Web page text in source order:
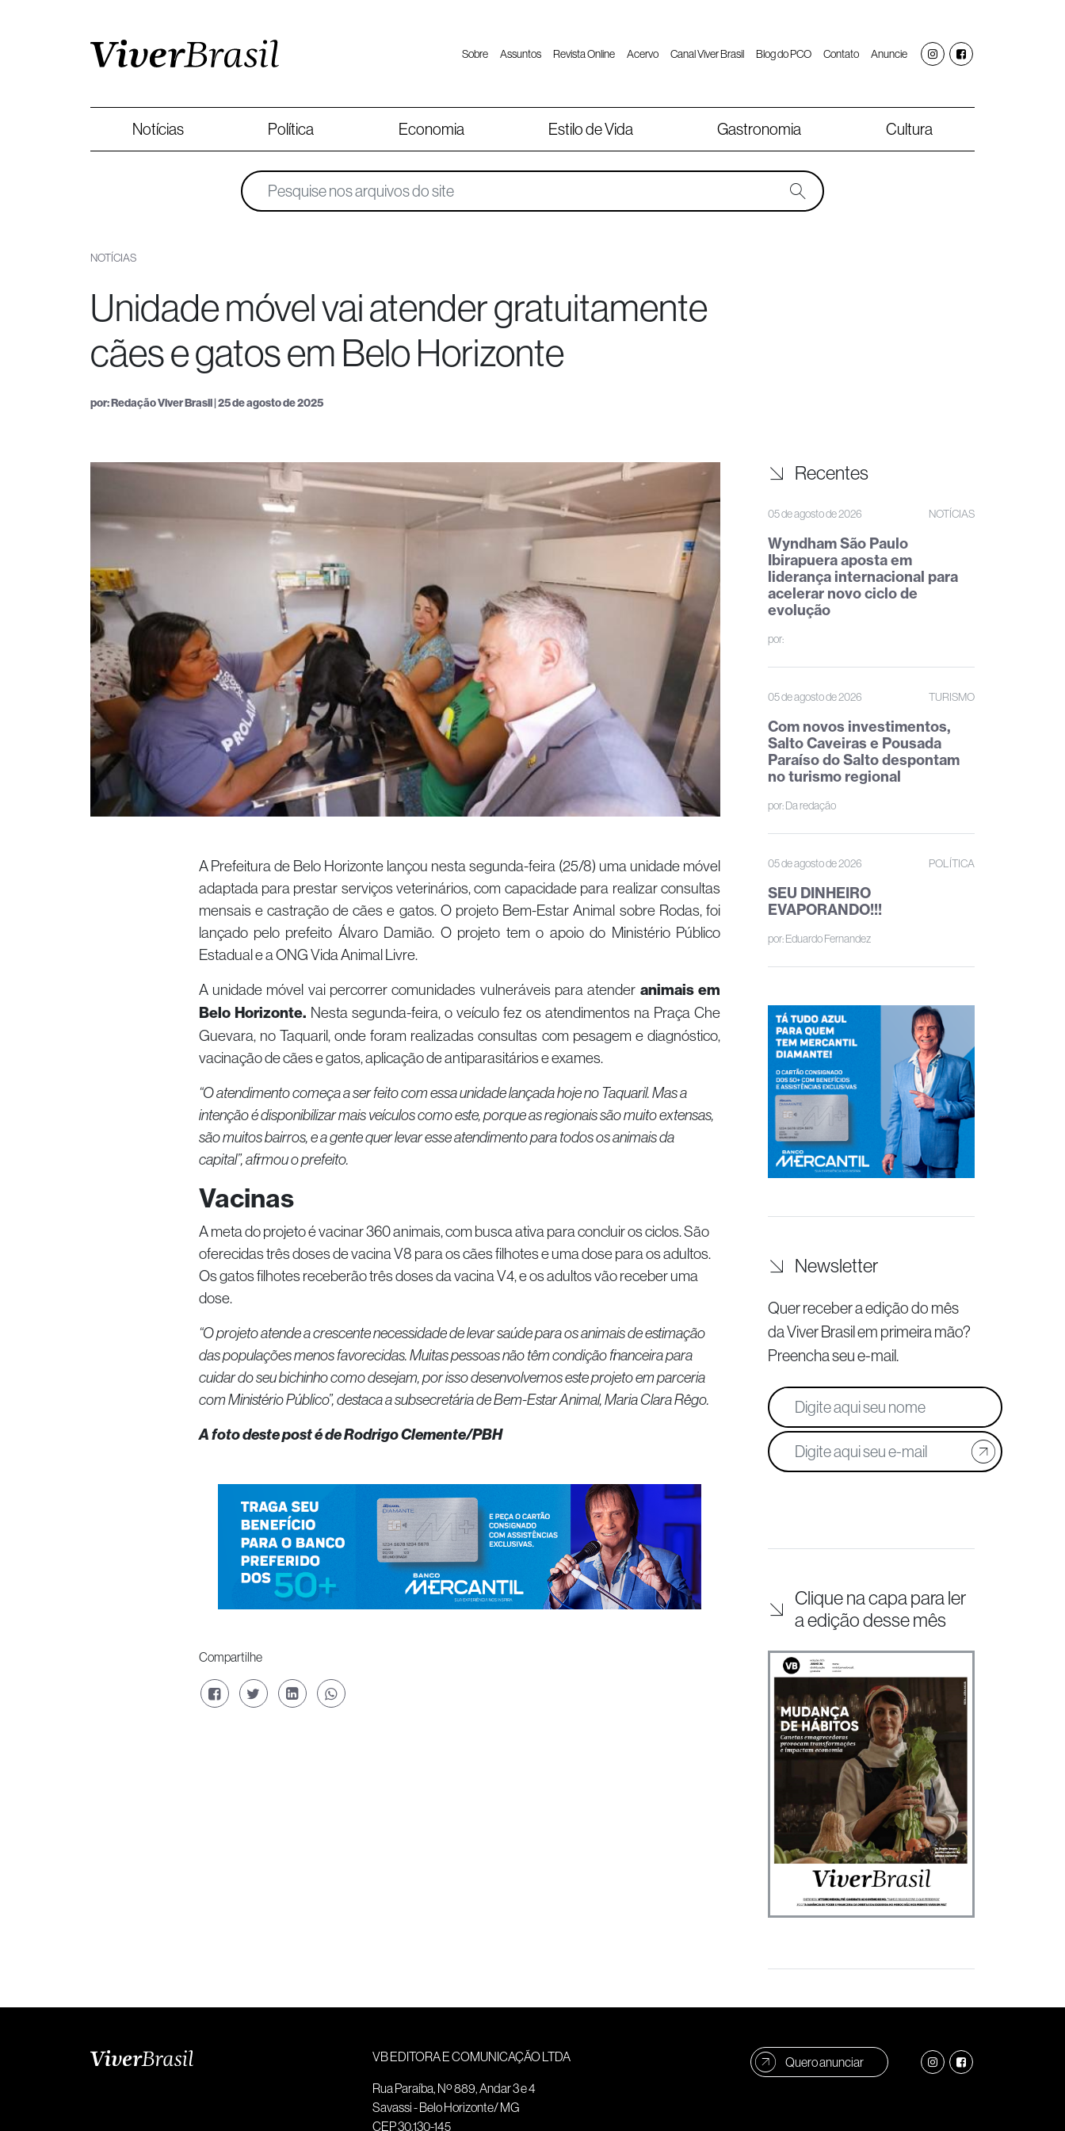
Sobre Assuntos Revista Online Acervo Canal Viver Brasil Blog do PCO Contato Anuncie
Notícias Política Economia Estilo de Vida Gastronomia Cultura
NOTÍCIAS
Unidade móvel vai atender gratuitamente
cães e gatos em Belo Horizonte
por: Redação Viver Brasil | 25 de agosto de 2025
A Prefeitura de Belo Horizonte lançou nesta segunda-feira (25/8) uma unidade móvel
adaptada para prestar serviços veterinários, com capacidade para realizar consultas
mensais e castração de cães e gatos. O projeto Bem-Estar Animal sobre Rodas, foi
lançado pelo prefeito Álvaro Damião. O projeto tem o apoio do Ministério Público
Estadual e a ONG Vida Animal Livre.
A unidade móvel vai percorrer comunidades vulneráveis para atender animais em
Belo Horizonte. Nesta segunda-feira, o veículo fez os atendimentos na Praça Che
Guevara, no Taquaril, onde foram realizadas consultas com pesagem e diagnóstico,
vacinação de cães e gatos, aplicação de antiparasitários e exames.
“O atendimento começa a ser feito com essa unidade lançada hoje no Taquaril. Mas a
intenção é disponibilizar mais veículos como este, porque as regionais são muito extensas,
são muitos bairros, e a gente quer levar esse atendimento para todos os animais da
capital”, afirmou o prefeito.
Vacinas
A meta do projeto é vacinar 360 animais, com busca ativa para concluir os ciclos. São
oferecidas três doses de vacina V8 para os cães filhotes e uma dose para os adultos.
Os gatos filhotes receberão três doses da vacina V4, e os adultos vão receber uma
dose.
“O projeto atende a crescente necessidade de levar saúde para os animais de estimação
das populações menos favorecidas. Muitas pessoas não têm condição financeira para
cuidar do seu bichinho como desejam, por isso desenvolvemos este projeto em parceria
com Ministério Público”, destaca a subsecretária de Bem-Estar Animal, Maria Clara Rêgo.
A foto deste post é de Rodrigo Clemente/PBH
Compartilhe
Recentes
05 de agosto de 2026 NOTÍCIAS
Wyndham São Paulo
Ibirapuera aposta em
liderança internacional para
acelerar novo ciclo de
evolução
por:
05 de agosto de 2026 TURISMO
Com novos investimentos,
Salto Caveiras e Pousada
Paraíso do Salto despontam
no turismo regional
por:Da redação
05 de agosto de 2026 POLÍTICA
SEU DINHEIRO
EVAPORANDO!!!
por:Eduardo Fernandez
Newsletter
Quer receber a edição do mês
da Viver Brasilem primeira mão?
Preencha seu e-mail.
Clique na capa para ler
a edição desse mês
VB EDITORA E COMUNICAÇÃO LTDA
Rua Paraíba, Nº 889, Andar 3 e 4
Savassi - Belo Horizonte/ MG
CEP 30.130-145
Quero anunciar